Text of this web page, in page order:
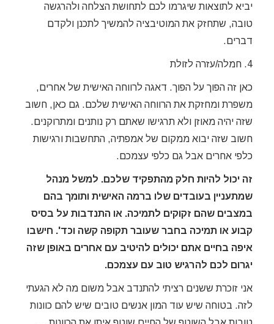
יביא לתוצאות שיגרמו לכם לתחושת הצלחה ולהרגשה
טובה, שתחזק את המוטיבציה להמשיך לתכנן ולקדם
דברים.
4. חמלה/עזרה לזולת
כאן זה הפוך על הפוך. דאגה לרווחה האישית של אחרים,
משפרת ומחזקת את הרווחה האישית שלכם. גם כאן, חשוב
שזה יהיה מאוזן ולא תרגישו שאתם רק נותנים ומתרוקנים.
חשוב שזה יבוא ממקום של אמפתיה, התחשבות ורגישות
כלפי אחרים אבל גם כלפי עצמכם.
זה יכול להיות חלק מהתפקיד שלכם. למשל מנהל
שמתעניין בעובדים שלו ברמה האישית ותומך בהם
במצבים שהם זקוקים לתמיכה. או התנדבות על בסיס
קבוע או תמיכה בחבר שעובר תקופה קשה וכד'. חישבו
איפה בחיים אתם יכולים להיטיב עם אחרים באופן שזה
יגרום לכם להרגיש טוב עם עצמכם.
אני זוכרת ששנים רציתי להתנדב אבל משום מה לא הגעתי
לזה. בטוחה שיש עוד המון אנשים טובים שיש להם כוונות